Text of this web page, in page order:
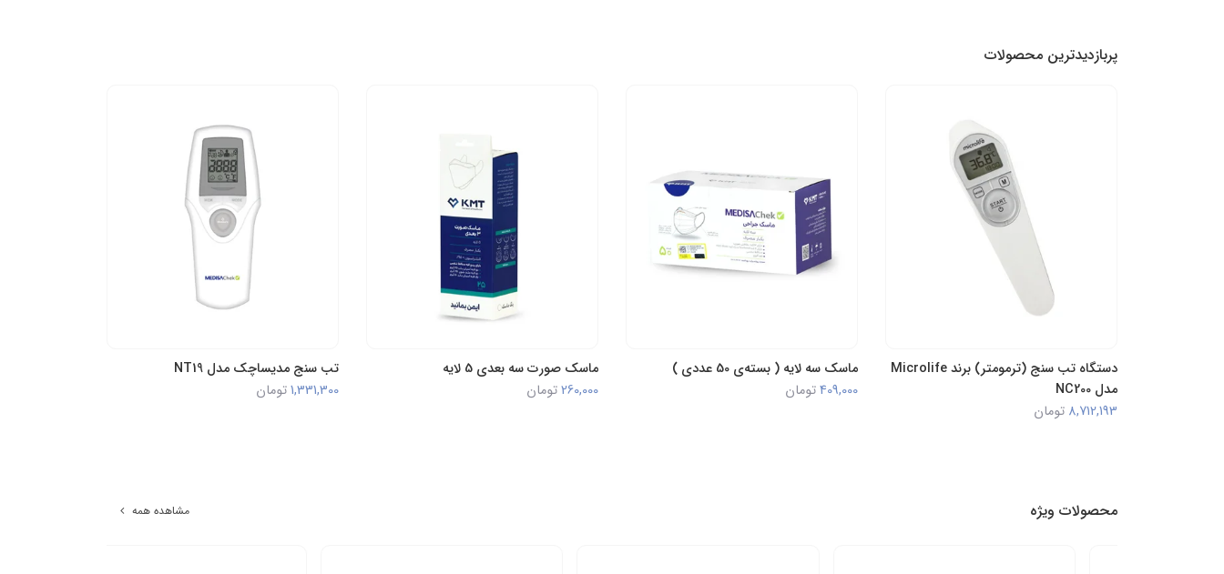
پربازدیدترین محصولات
دستگاه تب سنج (ترمومتر) برند Microlife
مدل NC200
8,712,193 تومان
ماسک سه لایه ( بسته‌ی 50 عددی )
409,000تومان
ماسک صورت سه بعدی 5 لایه
260,000تومان
تب سنج مدیساچک مدل NT19
1,331,300تومان
محصولات ویژه مشاهده همه